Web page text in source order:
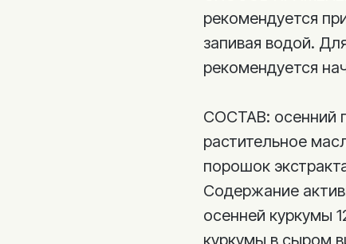
рекомендуется
запивая водой.
рекомендуется
СОСТАВ: осенний
растительное
порошок
Содержание
осенней куркумы
куркумы в сыром